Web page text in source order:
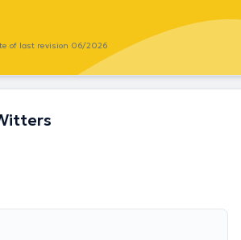
of last revision 06/2026